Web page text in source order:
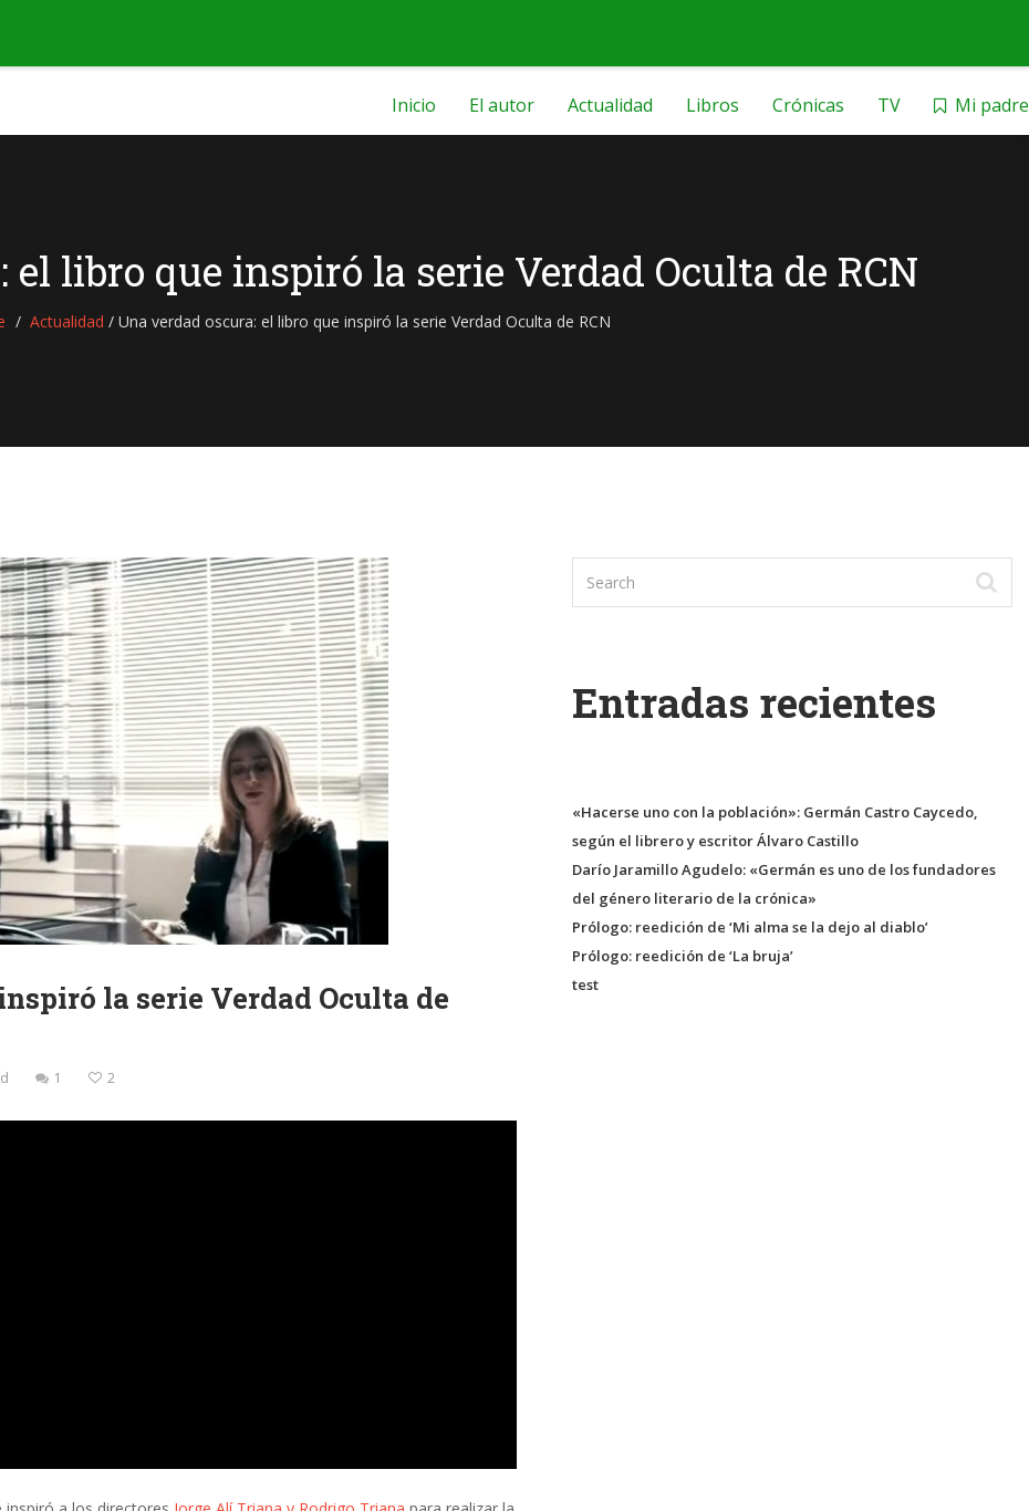
Inicio El autor Actualidad Libros Crónicas TV Mi padre
el libro que inspiró la serie Verdad Oculta de RCN
Actualidad /Una verdad oscura: el libro que inspiró la serie Verdad Oculta de RCN
la serie Verdad Oculta de
1 2
Entradas recientes
«Hacerse uno con la población»: Germán Castro Caycedo,
según el librero y escritor Álvaro Castillo
Darío Jaramillo Agudelo: «Germán es uno de los fundadores
del género literario de la crónica»
Prólogo: reedición de ‘Mi alma se la dejo al diablo’
Prólogo: reedición de ‘La bruja’
test